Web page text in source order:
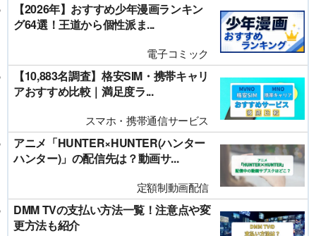
【2026年】おすすめ少年漫画ランキン
グ64選！王道から個性派ま...
電子コミック
【10,883名調査】格安SIM・携帯キャリ
アおすすめ比較｜満足度ラ...
スマホ・携帯通信サービス
アニメ「HUNTER×HUNTER(ハンター
ハンター)」の配信先は？動画サ...
定額制動画配信
DMM TVの支払い方法一覧！注意点や変
更方法も紹介